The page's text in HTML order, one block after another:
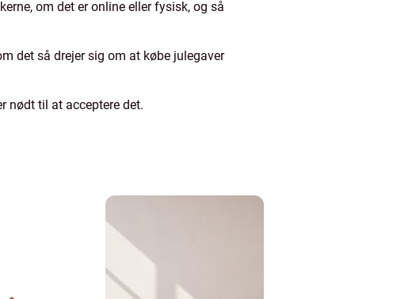
om det er online eller fysisk, og så
det så drejer sig om at købe julegaver
nødt til at acceptere det.